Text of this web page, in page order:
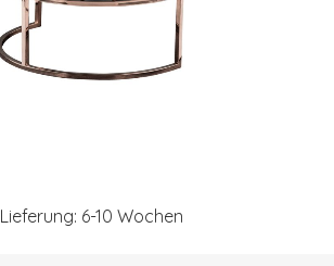
Lieferung: 6-10 Wochen